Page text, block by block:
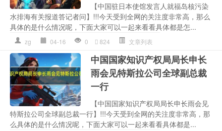
【中国驻日本使馆发言人就福岛核污染
水排海有关报道答记者问】!!!今天受到全网的关注度非常高，那么
具体的是什么情况呢，下面大家可以一起来看看具体都是怎...
zg 04-16 0 824 文章列表
中国国家知识产权局局长申长
雨会见特斯拉公司全球副总裁
一行
【中国国家知识产权局局长申长雨会见
特斯拉公司全球副总裁一行】!!!今天受到全网的关注度非常高，那
么具体的是什么情况呢，下面大家可以一起来看看具体都是...